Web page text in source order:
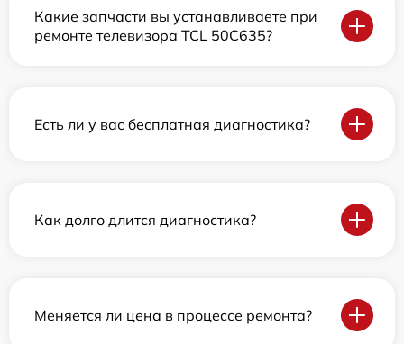
Какие запчасти вы устанавливаете при
ремонте телевизора TCL 50C635?
Есть ли у вас бесплатная диагностика?
Как долго длится диагностика?
Меняется ли цена в процессе ремонта?